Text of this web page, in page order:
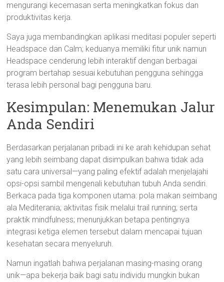
mengurangi kecemasan serta meningkatkan fokus dan
produktivitas kerja.
Saya juga membandingkan aplikasi meditasi populer seperti
Headspace dan Calm; keduanya memiliki fitur unik namun
Headspace cenderung lebih interaktif dengan berbagai
program bertahap sesuai kebutuhan pengguna sehingga
terasa lebih personal bagi pengguna baru.
Kesimpulan: Menemukan Jalur
Anda Sendiri
Berdasarkan perjalanan pribadi ini ke arah kehidupan sehat
yang lebih seimbang dapat disimpulkan bahwa tidak ada
satu cara universal—yang paling efektif adalah menjelajahi
opsi-opsi sambil mengenali kebutuhan tubuh Anda sendiri.
Berkaca pada tiga komponen utama: pola makan seimbang
ala Mediterania; aktivitas fisik melalui trail running; serta
praktik mindfulness; menunjukkan betapa pentingnya
integrasi ketiga elemen tersebut dalam mencapai tujuan
kesehatan secara menyeluruh.
Namun ingatlah bahwa perjalanan masing-masing orang
unik—apa bekerja baik bagi satu individu mungkin bukan